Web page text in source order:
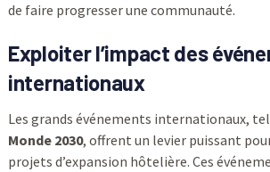
de faire progresser une communauté.
Exploiter l’impact des
internationaux
Les grands événements internationaux,
Monde 2030, offrent un levier puissant
projets d’expansion hôtelière. Ces